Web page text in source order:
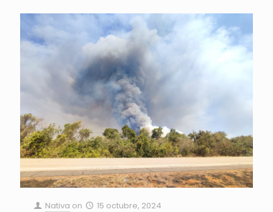
Nativa on
15 octubre, 2024